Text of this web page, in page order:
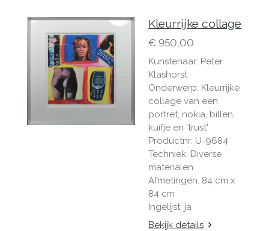
Kleurrijke collage
€ 950,00
Kunstenaar: Peter
Klashorst
Onderwerp: Kleurrijke
collage van een
portret, nokia, billen,
kuifje en 'trust'
Productnr: U-9684
Techniek: Diverse
materialen
Afmetingen: 84 cm x
84 cm
Ingelijst: ja
Bekijk details